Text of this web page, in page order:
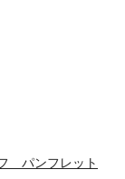
パンフレット